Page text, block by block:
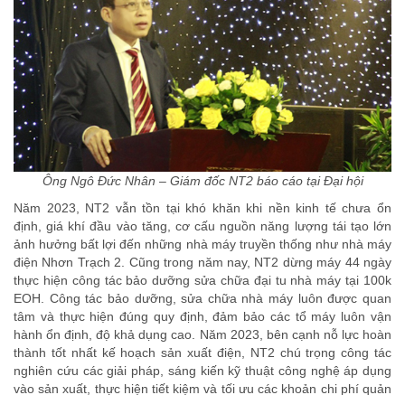
Ông Ngô Đức Nhân – Giám đốc NT2 báo cáo tại Đại hội
Năm 2023, NT2 vẫn tồn tại khó khăn khi nền kinh tế chưa ổn
định, giá khí đầu vào tăng, cơ cấu nguồn năng lượng tái tạo lớn
ảnh hưởng bất lợi đến những nhà máy truyền thống như nhà máy
điện Nhơn Trạch 2. Cũng trong năm nay, NT2 dừng máy 44 ngày
thực hiện công tác bảo dưỡng sửa chữa đại tu nhà máy tại 100k
EOH. Công tác bảo dưỡng, sửa chữa nhà máy luôn được quan
tâm và thực hiện đúng quy định, đảm bảo các tổ máy luôn vận
hành ổn định, độ khả dụng cao. Năm 2023, bên cạnh nỗ lực hoàn
thành tốt nhất kế hoạch sản xuất điện, NT2 chú trọng công tác
nghiên cứu các giải pháp, sáng kiến kỹ thuật công nghệ áp dụng
vào sản xuất, thực hiện tiết kiệm và tối ưu các khoản chi phí quản